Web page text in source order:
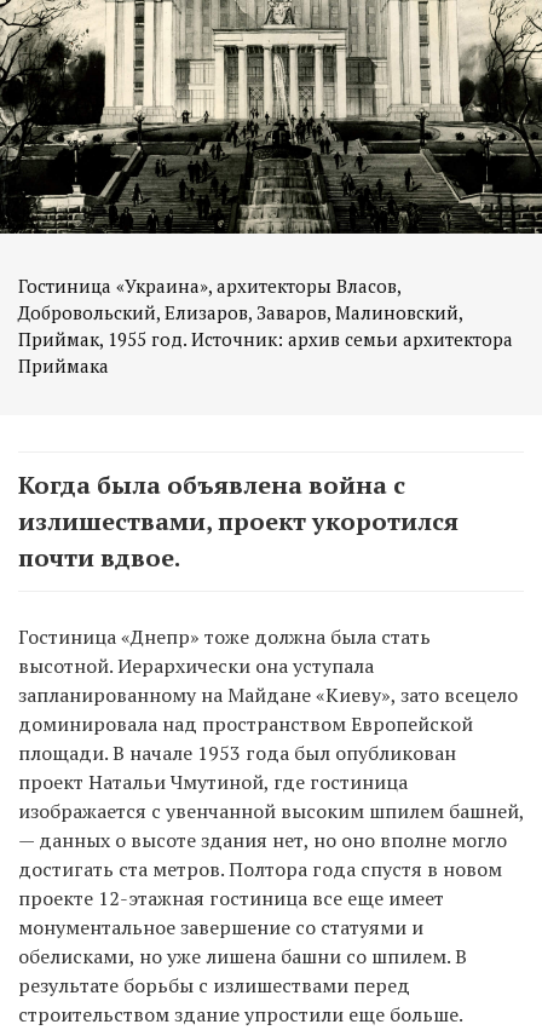
Гостиница «Украина», архитекторы Власов,
Добровольский, Елизаров, Заваров, Малиновский,
Приймак, 1955 год. Источник: архив семьи архитектора
Приймака
Когда была объявлена война с
излишествами, проект укоротился
почти вдвое.
Гостиница «Днепр» тоже должна была стать
высотной. Иерархически она уступала
запланированному на Майдане «Киеву», зато всецело
доминировала над пространством Европейской
площади. В начале 1953 года был опубликован
проект Натальи Чмутиной, где гостиница
изображается с увенчанной высоким шпилем башней,
— данных о высоте здания нет, но оно вполне могло
достигать ста метров. Полтора года спустя в новом
проекте 12-этажная гостиница все еще имеет
монументальное завершение со статуями и
обелисками, но уже лишена башни со шпилем. В
результате борьбы с излишествами перед
строительством здание упростили еще больше.